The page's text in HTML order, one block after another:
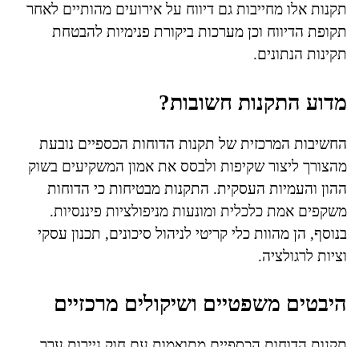
תקנות אלו מחייבות גם דיווח על אירועים מהותיים לאחר
תקופת הדיווח וכן מערכות ביקורת פנימיות להבטחת
תקינות הנתונים.
מדוע התקנות חשובות?
החשיבות המרכזית של תקנות הדוחות הכספיים נובעת
מהצורך ליצור שקיפות ולבסס את אמון המשקיעים בשוק
ההון והעמיות העסקית. התקנות מבטיחות כי הדוחות
משקפים אמת כלכלית ומונעות מניפולציות פיננסיות.
בנוסף, הן מהוות כלי קריטי לניהול סיכונים, תכנון עסקי
וציות לרגולציה.
היבטים משפטיים ושיקולים מרכזיים